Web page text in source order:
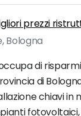
prezzi
Bologna
occupa di
di
chiavi in